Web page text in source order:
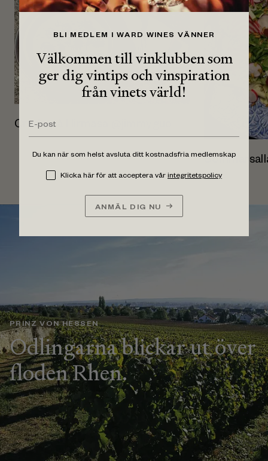
BLI MEDLEM I WARD WINES VÄNNER
Välkommen till vinklubben som
ger dig vintips och vinspiration
från vinets värld!
Du kan när som helst avsluta ditt kostnadsfria medlemskap
Klicka här för att acceptera vår integritetspolicy
ANMÄL DIG NU
Crudo på Hirmasa @jimmyguo
PRINZ VON HESSEN
Odlingarna blickar ut över
floden Rhen.